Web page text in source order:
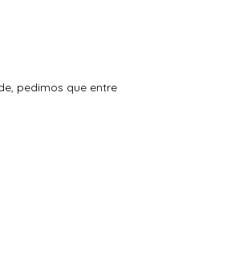
pedimos que entre